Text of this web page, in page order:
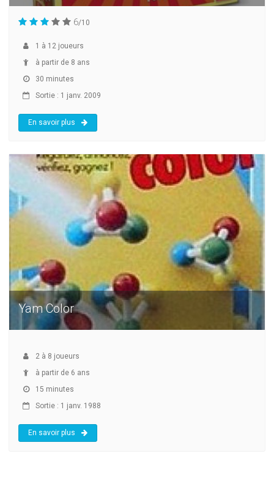
6/10
1 à 12 joueurs
à partir de 8 ans
30 minutes
Sortie : 1 janv. 2009
En savoir plus
Yam Color
2 à 8 joueurs
à partir de 6 ans
15 minutes
Sortie : 1 janv. 1988
En savoir plus